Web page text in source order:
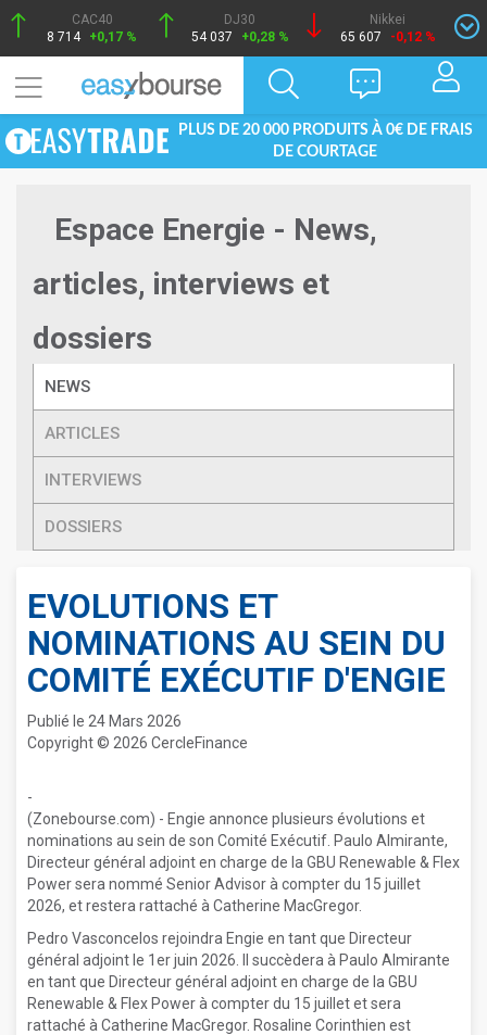
CAC40
8 714 +0,17 %
DJ30
54 037
+0,28 %
Nikkei
65 607
-0,12 %
PLUS DE 20 000 PRODUITS À 0€ DE FRAIS
DE COURTAGE
Espace Energie - News,
articles, interviews et
dossiers
NEWS
ARTICLES
INTERVIEWS
DOSSIERS
EVOLUTIONS ET
NOMINATIONS AU SEIN DU
COMITÉ EXÉCUTIF D'ENGIE
Publié le 24 Mars 2026
Copyright © 2026 CercleFinance
-
(Zonebourse.com) - Engie annonce plusieurs évolutions et
nominations au sein de son Comité Exécutif. Paulo Almirante,
Directeur général adjoint en charge de la GBU Renewable & Flex
Power sera nommé Senior Advisor à compter du 15 juillet
2026, et restera rattaché à Catherine MacGregor.
Pedro Vasconcelos rejoindra Engie en tant que Directeur
général adjoint le 1er juin 2026. Il succèdera à Paulo Almirante
en tant que Directeur général adjoint en charge de la GBU
Renewable & Flex Power à compter du 15 juillet et sera
rattaché à Catherine MacGregor. Rosaline Corinthien est